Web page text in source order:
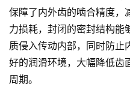
保障了内外齿的啮合精度，
力损耗，封闭的密封结构能
质侵入传动内部，同时防止
好的润滑环境，大幅降低齿
周期。